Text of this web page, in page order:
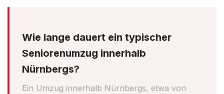
Wie lange dauert ein typischer
Seniorenumzug innerhalb
Nürnbergs?
Ein Umzug innerhalb Nürnbergs, etwa von